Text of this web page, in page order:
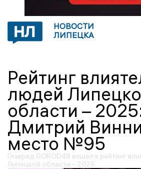
НОВОСТИ
ЛИПЕЦКА
Рейтинг
людей
области –
Дмитрий
место №95
Главред GOROD48 вошел в рейтинг
Липецкой области – 2025